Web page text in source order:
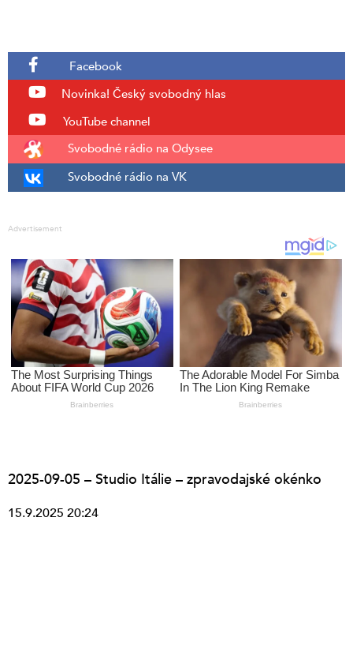
Facebook
Novinka! Český svobodný hlas
YouTube channel
Svobodné rádio na Odysee
Svobodné rádio na VK
Advertisement
2025-09-05 – Studio Itálie – zpravodajské okénko
15.9.2025 20:24